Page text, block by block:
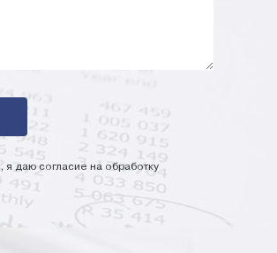
я даю согласие на обработку